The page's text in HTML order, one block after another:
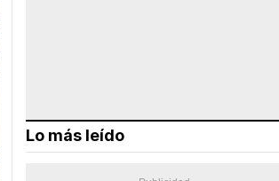
Lo más leído